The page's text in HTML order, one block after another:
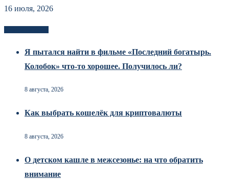
16 июля, 2026
Я пытался найти в фильме «Последний богатырь.
Колобок» что-то хорошее. Получилось ли?
8 августа, 2026
Как выбрать кошелёк для криптовалюты
8 августа, 2026
О детском кашле в межсезонье: на что обратить
внимание